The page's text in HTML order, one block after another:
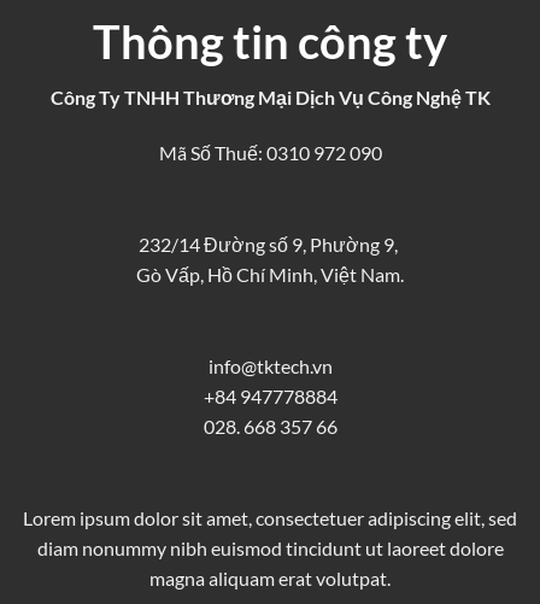
Thông tin công ty
Công Ty TNHH Thương Mại Dịch Vụ Công Nghệ TK
Mã Số Thuế: 0310 972 090
232/14 Đường số 9, Phường 9,
Gò Vấp, Hồ Chí Minh, Việt Nam.
info@tktech.vn
+84 947778884
028. 668 357 66
Lorem ipsum dolor sit amet, consectetuer adipiscing elit, sed
diam nonummy nibh euismod tincidunt ut laoreet dolore
magna aliquam erat volutpat.